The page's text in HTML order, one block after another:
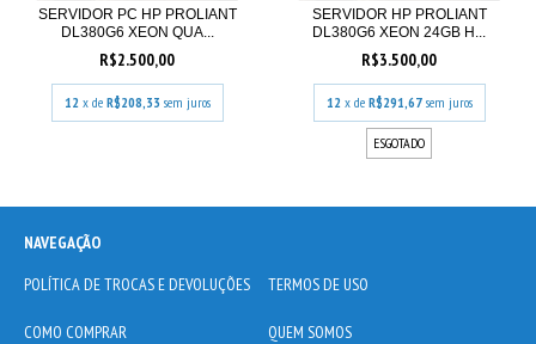
SERVIDOR PC HP PROLIANT
DL380G6 XEON QUA...
R$2.500,00
12 x de R$208,33 sem juros
SERVIDOR HP PROLIANT
DL380G6 XEON 24GB H...
R$3.500,00
12 x de R$291,67 sem juros
ESGOTADO
NAVEGAÇÃO
POLÍTICA DE TROCAS E DEVOLUÇÕES
TERMOS DE USO
COMO COMPRAR QUEM SOMOS